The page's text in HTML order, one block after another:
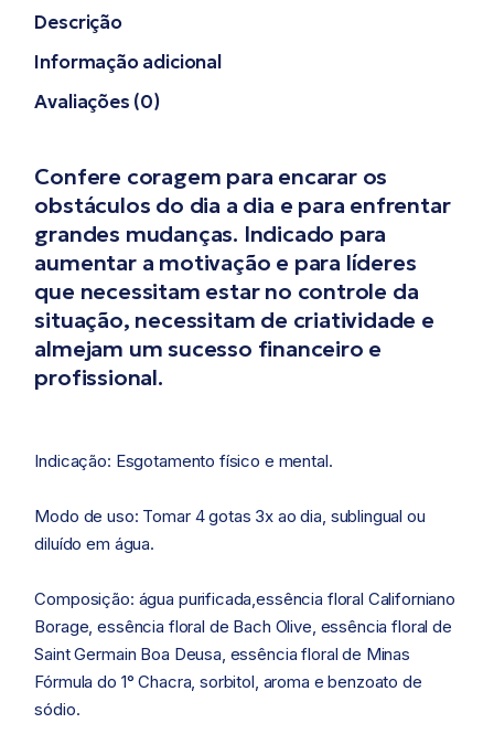
Descrição
Informação adicional
Avaliações (0)
Confere coragem para encarar os
obstáculos do dia a dia e para enfrentar
grandes mudanças. Indicado para
aumentar a motivação e para líderes
que necessitam estar no controle da
situação, necessitam de criatividade e
almejam um sucesso financeiro e
profissional.
Indicação: Esgotamento físico e mental.
Modo de uso: Tomar 4 gotas 3x ao dia, sublingual ou
diluído em água.
Composição: água purificada,essência floral Californiano
Borage, essência floral de Bach Olive, essência floral de
Saint Germain Boa Deusa, essência floral de Minas
Fórmula do 1° Chacra, sorbitol, aroma e benzoato de
sódio.